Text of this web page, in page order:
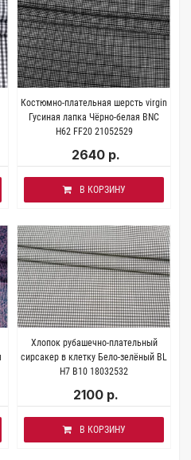
Костюмно-плательная шерсть virgin
Гусиная лапка Чёрно-белая BNC
H62 FF20 21052529
2640 р.
В КОРЗИНУ
Хлопок рубашечно-плательный
сирсакер в клетку Бело-зелёный BL
H7 B10 18032532
2100 р.
В КОРЗИНУ